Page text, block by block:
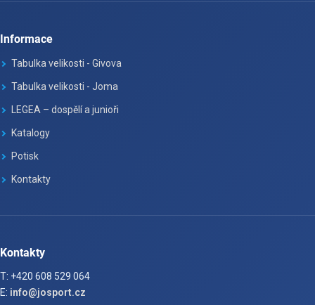
Informace
Tabulka velikosti - Givova
Tabulka velikosti - Joma
LEGEA – dospělí a junioři
Katalogy
Potisk
Kontakty
Kontakty
T: +420 608 529 064
E: info@josport.cz